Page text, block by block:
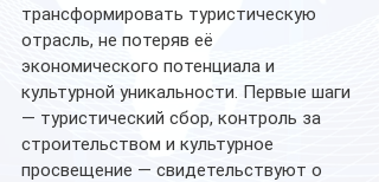
трансформировать туристическую
отрасль, не потеряв её
экономического потенциала и
культурной уникальности. Первые шаги
— туристический сбор, контроль за
строительством и культурное
просвещение — свидетельствуют о